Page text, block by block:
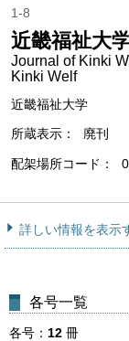
1-8
近畿福祉大
Journal of Kinki
Kinki Welf
近畿福祉大学
所蔵表示
廃刊
配架場所コード
詳しい情報を表示
各号一覧
各号 12 冊